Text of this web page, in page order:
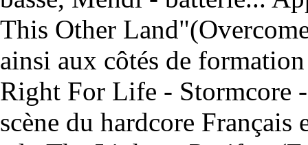
This Other
ainsi aux côtés de
Right For Life - Stormcore
scène du hardcore